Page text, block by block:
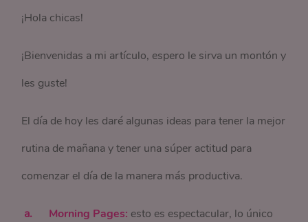
¡Hola chicas!
¡Bienvenidas a mi artículo, espero le sirva un montón y
les guste!
El día de hoy les daré algunas ideas para tener la mejor
rutina de mañana y tener una súper actitud para
comenzar el día de la manera más productiva.
Morning Pages: esto es espectacular, lo único